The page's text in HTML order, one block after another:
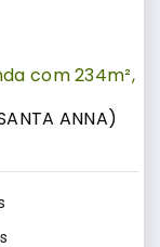
com 234m²,
ANNA)